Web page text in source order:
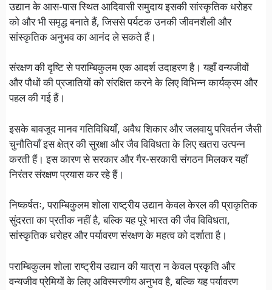
उद्यान के आस-पास स्थित आदिवासी समुदाय इसकी सांस्कृतिक धरोहर
को और भी समृद्ध बनाते हैं, जिससे पर्यटक उनकी जीवनशैली और
सांस्कृतिक अनुभव का आनंद ले सकते हैं।
संरक्षण की दृष्टि से पराम्बिकुलम एक आदर्श उदाहरण है। यहाँ वन्यजीवों
और पौधों की प्रजातियों को संरक्षित करने के लिए विभिन्न कार्यक्रम और
पहल की गई हैं।
इसके बावजूद मानव गतिविधियाँ, अवैध शिकार और जलवायु परिवर्तन जैसी
चुनौतियाँ इस क्षेत्र की सुरक्षा और जैव विविधता के लिए खतरा उत्पन्न
करती हैं। इस कारण से सरकार और गैर-सरकारी संगठन मिलकर यहाँ
निरंतर संरक्षण प्रयास कर रहे हैं।
निष्कर्षतः, पराम्बिकुलम शोला राष्ट्रीय उद्यान केवल केरल की प्राकृतिक
सुंदरता का प्रतीक नहीं है, बल्कि यह पूरे भारत की जैव विविधता,
सांस्कृतिक धरोहर और पर्यावरण संरक्षण के महत्व को दर्शाता है।
पराम्बिकुलम शोला राष्ट्रीय उद्यान की यात्रा न केवल प्रकृति और
वन्यजीव प्रेमियों के लिए अविस्मरणीय अनुभव है, बल्कि यह पर्यावरण